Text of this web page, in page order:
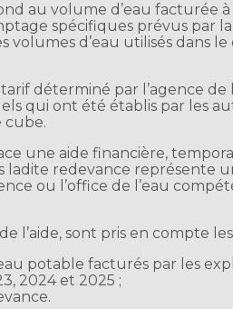
au volume d’eau facturée
spécifiques prévus par
d’eau utilisés dans le
déterminé par l’agence de
qui ont été établis par les
cube.
une aide financière,
ladite redevance représente
ou l’office de l’eau
l’aide, sont pris en compte
potable facturés par les
2024 et 2025 ;